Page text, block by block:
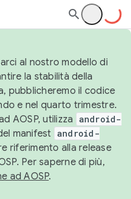
al nostro modello di
la stabilità della
pubblicheremo il codice
e nel quarto trimestre.
AOSP, utilizza
android-
manifest android-
riferimento alla release
Per saperne di più,
ad AOSP.